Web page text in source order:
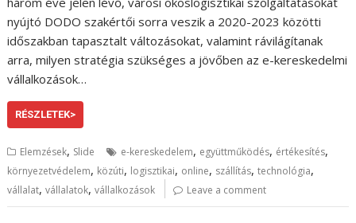
nyújtó DODO szakértői sorra veszik a 2020-2023 közötti
időszakban tapasztalt változásokat, valamint rávilágítanak
arra, milyen stratégia szükséges a jövőben az e-kereskedelmi
vállalkozások…
RÉSZLETEK>
Elemzések, Slide e-kereskedelem, együttműködés, értékesítés,
környezetvédelem, közúti, logisztikai, online, szállítás,technológia,
vállalat,vállalatok,vállalkozások Leave a comment